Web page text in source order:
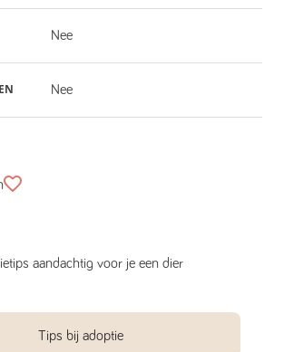
Nee
Nee
aandachtig voor je een dier
Tips bij adoptie